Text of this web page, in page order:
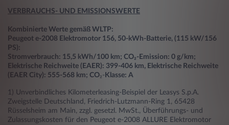
VERBRAUCHS- UND EMISSIONSWERTE
Kombinierte Werte gemäß WLTP:
Peugeot e-2008 Elektromotor 156, 50-kWh-Batterie, (115 kW/156
PS):
Stromverbrauch: 15,5 kWh/100 km; CO₂-Emission: 0 g/km;
Elektrische Reichweite (EAER): 399-406 km, Elektrische Reichweite
(EAER City): 555-568 km; CO₂- Klasse: A
1) Unverbindliches Kilometerleasing-Beispiel der Leasys S.p.A.
Zweigstelle Deutschland, Friedrich-Lutzmann-Ring 1, 65428
Rüsselsheim am Main, zzgl. gesetzl. MwSt., Überführungs- und
Zulassungskosten für den Peugeot e-2008 ALLURE Elektromotor